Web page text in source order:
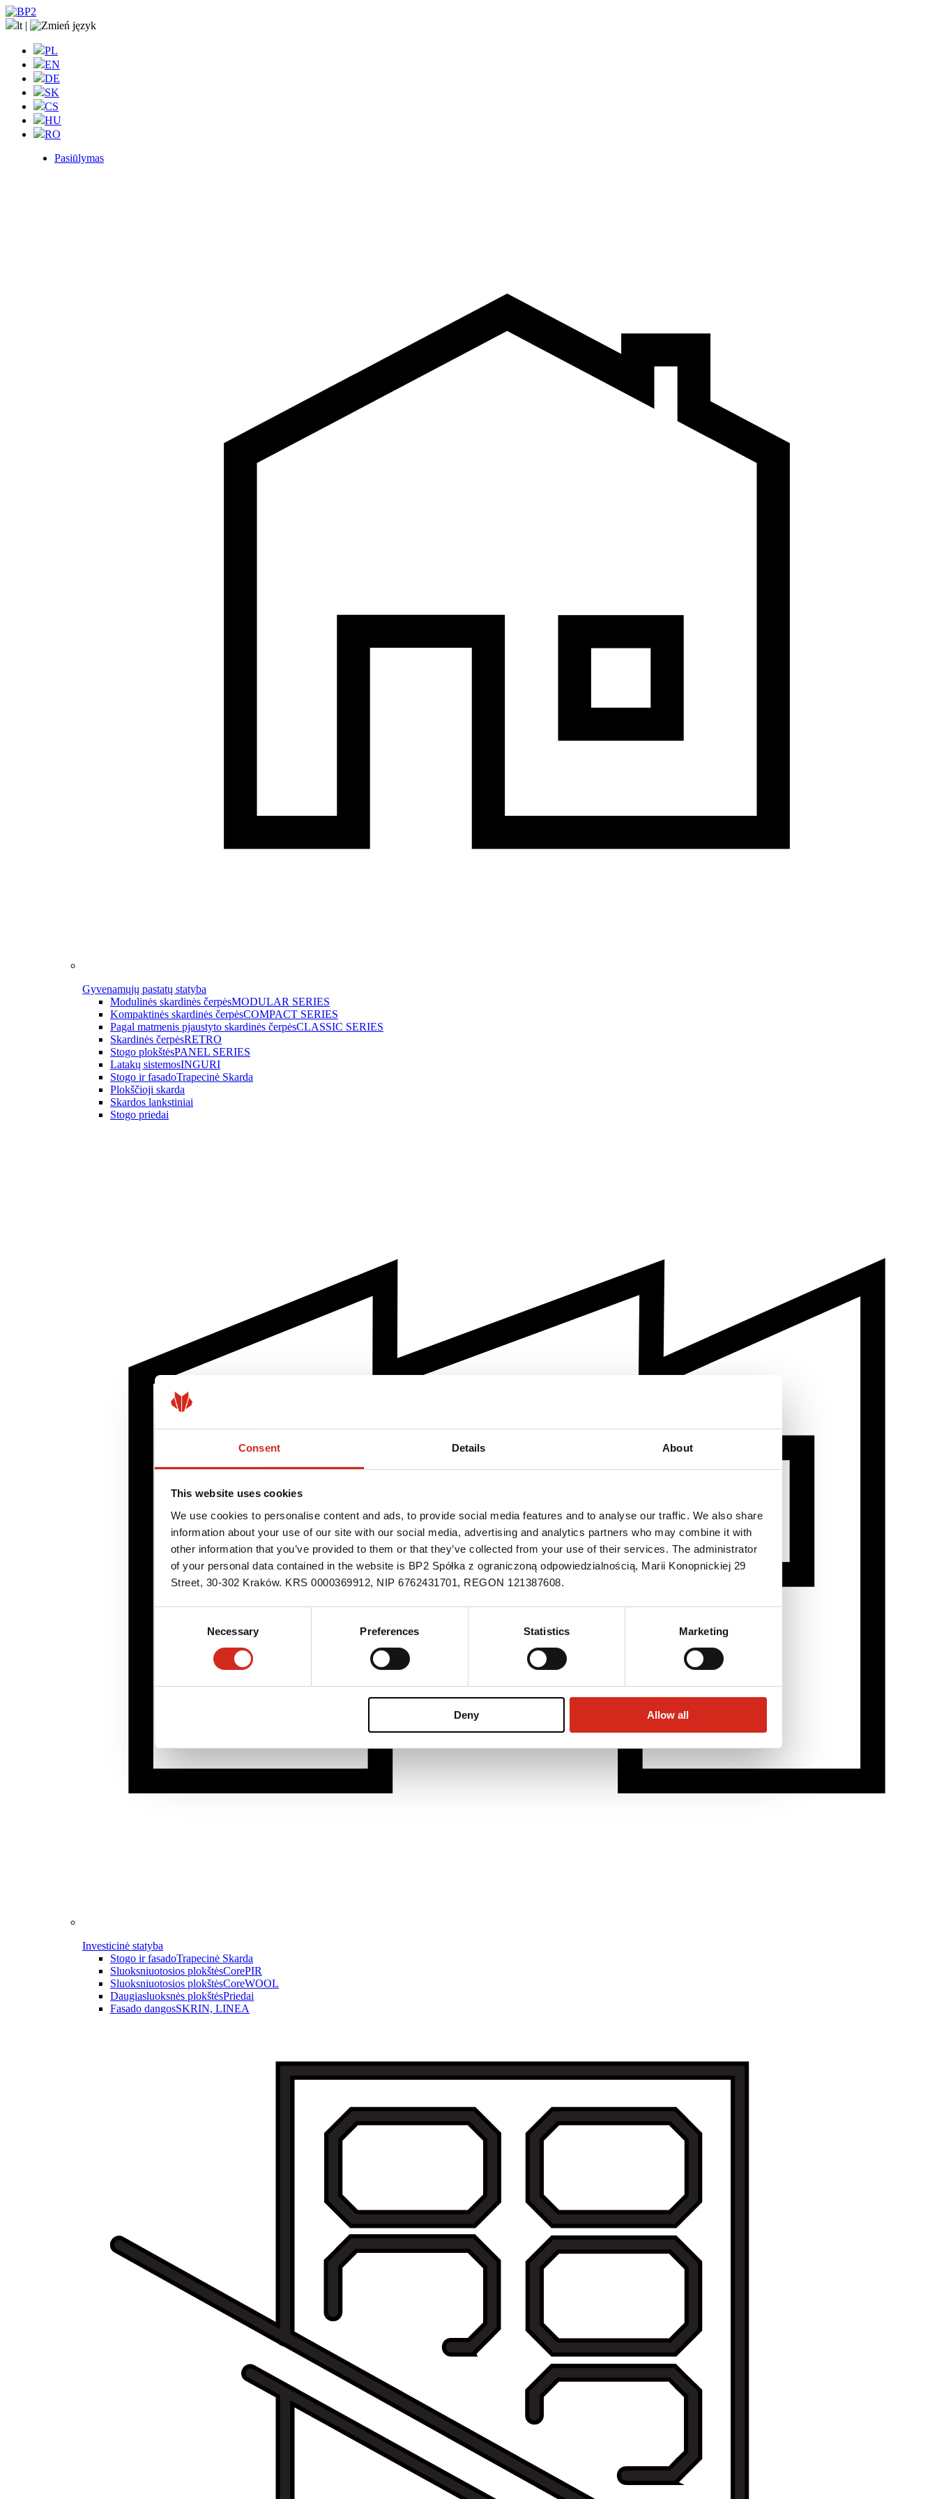
Consent Details About
This website uses cookies
We use cookies to personalise content and ads, to provide social media features and to analyse our traffic. We also share
information about your use of our site with our social media, advertising and analytics partners who may combine it with
other information that you’ve provided to them or that they’ve collected from your use of their services. The administrator
of your personal data contained in the website is BP2 Spółka z ograniczoną odpowiedzialnością, Marii Konopnickiej 29
Street, 30-302 Kraków. KRS 0000369912, NIP 6762431701, REGON 121387608.
Necessary Preferences Statistics Marketing
Deny Allow all
lt |
PL
EN
DE
SK
CS
HU
RO
Pasiūlymas
Gyvenamųjų pastatų statyba
Modulinės skardinės čerpėsMODULAR SERIES
Kompaktinės skardinės čerpėsCOMPACT SERIES
Pagal matmenis pjaustyto skardinės čerpėsCLASSIC SERIES
Skardinės čerpėsRETRO
Stogo plokštėsPANEL SERIES
Latakų sistemosINGURI
Stogo ir fasadoTrapecinė Skarda
Plokščioji skarda
Skardos lankstiniai
Stogo priedai
Investicinė statyba
Stogo ir fasadoTrapecinė Skarda
Sluoksniuotosios plokštėsCorePIR
Sluoksniuotosios plokštėsCoreWOOL
Daugiasluoksnės plokštėsPriedai
Fasado dangosSKRIN, LINEA